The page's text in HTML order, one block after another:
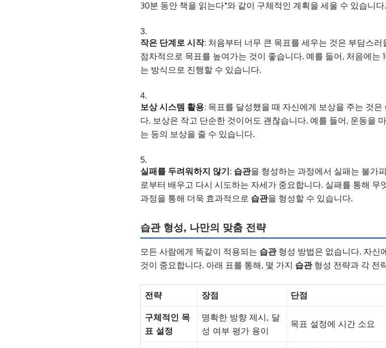
30분 동안 책을 읽는다"와 같이 구체적인 계획을 세울 수 있습니다.
작은 단계로 시작: 처음부터 너무 큰 목표를 세우는 것은 부담스
점차적으로 목표를 높여가는 것이 좋습니다. 예를 들어, 처음에는
는 방식으로 진행할 수 있습니다.
보상 시스템 활용: 목표를 달성했을 때 자신에게 보상을 주는 것은
다. 보상은 작고 단순한 것이어도 괜찮습니다. 예를 들어, 운동을
는 등의 보상을 줄 수 있습니다.
실패를 두려워하지 않기: 습관을 형성하는 과정에서 실패는 불가
로부터 배우고 다시 시도하는 자세가 중요합니다. 실패를 통해
과정을 통해 더욱 효과적으로 습관을 형성할 수 있습니다.
습관 형성, 나만의 맞춤 전략
모든 사람에게 똑같이 적용되는 습관형성 방법은 없습니다. 자신
것이 중요합니다. 아래 표를 통해, 몇 가지 습관형성 전략과 각 전
전략 장점 단점
구체적인 목
표 설정
명확한 방향 제시, 달
성 여부 평가 용이
목표 설정에 시간 소요